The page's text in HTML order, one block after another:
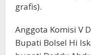
grafis).
Anggota Komisi V
Bupati Bolsel Hi